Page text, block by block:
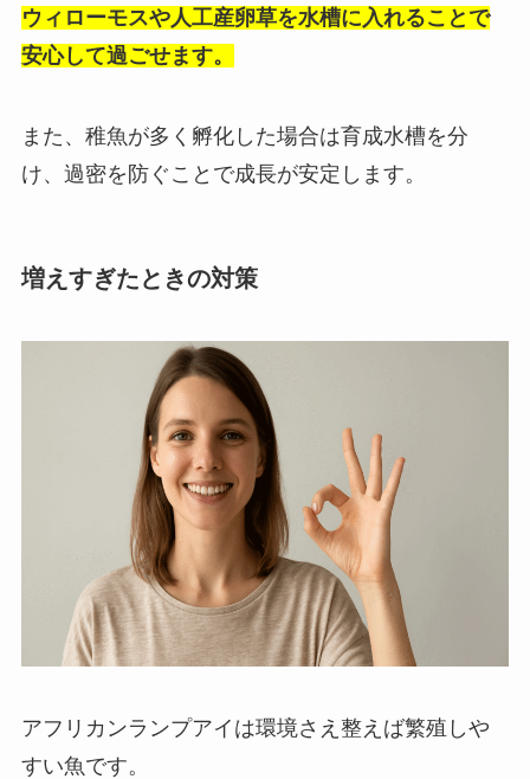
ウィローモスや人工産卵草を水槽に入れることで
安心して過ごせます。
また、稚魚が多く孵化した場合は育成水槽を分
け、過密を防ぐことで成長が安定します。
増えすぎたときの対策
アフリカンランプアイは環境さえ整えば繁殖しや
すい魚です。